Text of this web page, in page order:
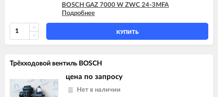
BOSCH GAZ 7000 W ZWC 24-3MFA
BOSCH GAZ 7000 W ZWC 24-3MFK
BOSCH GAZ 7000 W ZWC 28-3MFA
BOSCH GAZ 7000 W ZWC 28-3MFK
BOSCH GAZ 7000 W ZWC 35-3MFA
Подробнее
КУПИТЬ
Трёхходовой вентиль BOSCH
цена по запросу
Нет в наличии